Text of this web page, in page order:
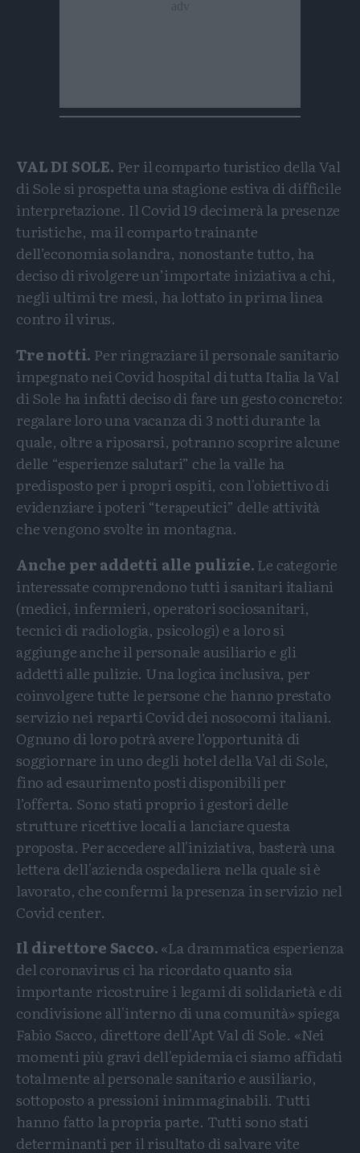
VAL DI SOLE. Per il comparto turistico della Val
di Sole si prospetta una stagione estiva di difficile
interpretazione. Il Covid 19 decimerà la presenze
turistiche, ma il comparto trainante
dell’economia solandra, nonostante tutto, ha
deciso di rivolgere un’importate iniziativa a chi,
negli ultimi tre mesi, ha lottato in prima linea
contro il virus.
Tre notti. Per ringraziare il personale sanitario
impegnato nei Covid hospital di tutta Italia la Val
di Sole ha infatti deciso di fare un gesto concreto:
regalare loro una vacanza di 3 notti durante la
quale, oltre a riposarsi, potranno scoprire alcune
delle “esperienze salutari” che la valle ha
predisposto per i propri ospiti, con l'obiettivo di
evidenziare i poteri “terapeutici” delle attività
che vengono svolte in montagna.
Anche per addetti alle pulizie.Le categorie
interessate comprendono tutti i sanitari italiani
(medici, infermieri, operatori sociosanitari,
tecnici di radiologia, psicologi) e a loro si
aggiunge anche il personale ausiliario e gli
addetti alle pulizie. Una logica inclusiva, per
coinvolgere tutte le persone che hanno prestato
servizio nei reparti Covid dei nosocomi italiani.
Ognuno di loro potrà avere l’opportunità di
soggiornare in uno degli hotel della Val di Sole,
fino ad esaurimento posti disponibili per
l’offerta. Sono stati proprio i gestori delle
strutture ricettive locali a lanciare questa
proposta. Per accedere all'iniziativa, basterà una
lettera dell'azienda ospedaliera nella quale si è
lavorato, che confermi la presenza in servizio nel
Covid center.
Il direttore Sacco.«La drammatica esperienza
del coronavirus ci ha ricordato quanto sia
importante ricostruire i legami di solidarietà e di
condivisione all'interno di una comunità» spiega
Fabio Sacco, direttore dell'Apt Val di Sole. «Nei
momenti più gravi dell'epidemia ci siamo affidati
totalmente al personale sanitario e ausiliario,
sottoposto a pressioni inimmaginabili. Tutti
hanno fatto la propria parte. Tutti sono stati
determinanti per il risultato di salvare vite